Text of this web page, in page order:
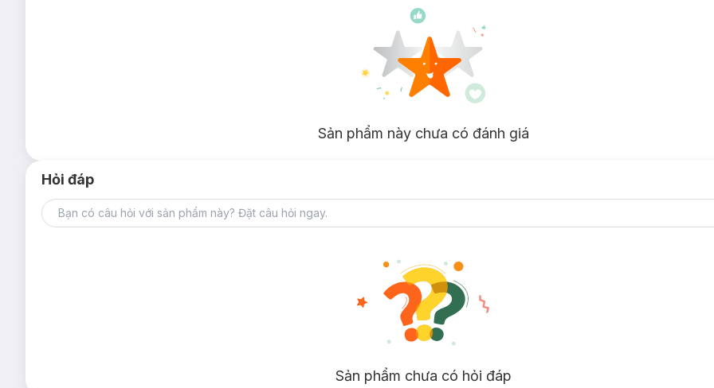
Sản phẩm này chưa có đánh giá
Hỏi đáp
Sản phẩm chưa có hỏi đáp